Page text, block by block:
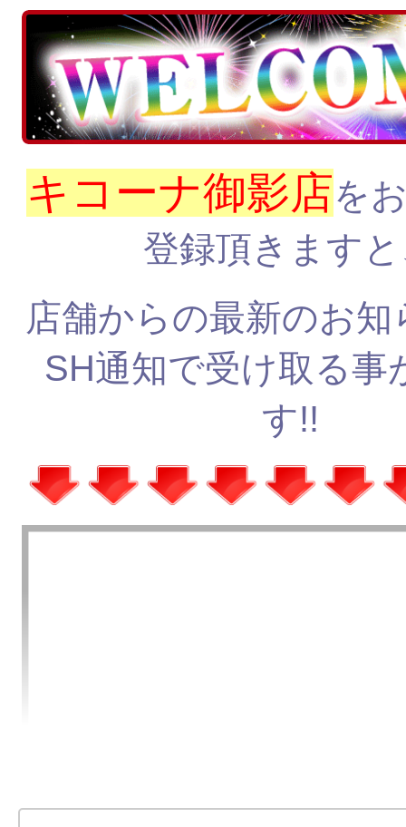
キコーナ御影店を
登録頂きます
店舗からの最新のお知
SH通知で受け取る事
す!!